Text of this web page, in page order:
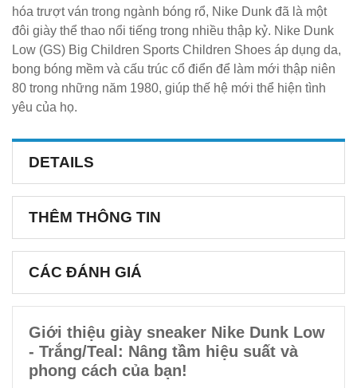
hóa trượt ván trong ngành bóng rổ, Nike Dunk đã là một
đôi giày thể thao nổi tiếng trong nhiều thập kỷ. Nike Dunk
Low (GS) Big Children Sports Children Shoes áp dụng da,
bong bóng mềm và cấu trúc cổ điển để làm mới thập niên
80 trong những năm 1980, giúp thế hệ mới thể hiện tình
yêu của họ.
DETAILS
THÊM THÔNG TIN
CÁC ĐÁNH GIÁ
Giới thiệu giày sneaker Nike Dunk Low
- Trắng/Teal: Nâng tầm hiệu suất và
phong cách của bạn!